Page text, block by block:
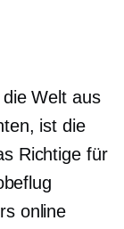
Welt aus
ist die
Richtige für
online